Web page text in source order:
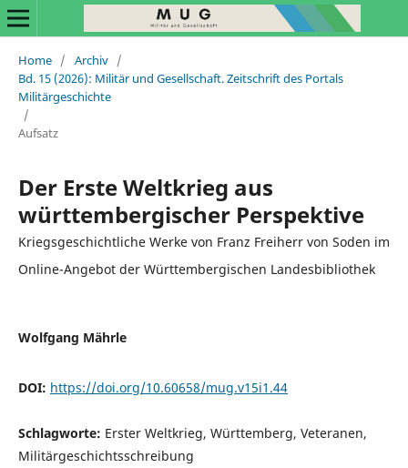
Home / Archiv /
Bd. 15 (2026): Militär und Gesellschaft. Zeitschrift des Portals
Militärgeschichte
/
Aufsatz
Der Erste Weltkrieg aus
württembergischer Perspektive
Kriegsgeschichtliche Werke von Franz Freiherr von Soden im
Online-Angebot der Württembergischen Landesbibliothek
Wolfgang Mährle
DOI: https://doi.org/10.60658/mug.v15i1.44
Schlagworte: Erster Weltkrieg, Württemberg, Veteranen,
Militärgeschichtsschreibung